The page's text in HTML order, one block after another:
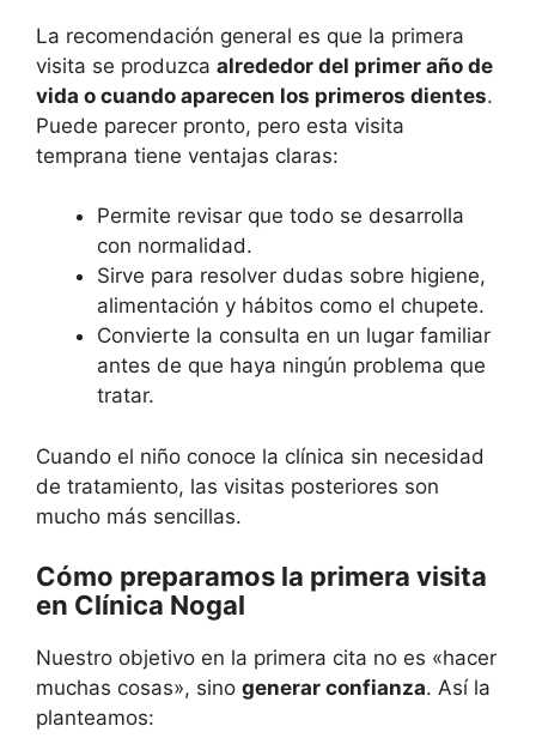
La recomendación general es que la primera
visita se produzca alrededor del primer año de
vida o cuando aparecen los primeros dientes.
Puede parecer pronto, pero esta visita
temprana tiene ventajas claras:
Permite revisar que todo se desarrolla
con normalidad.
Sirve para resolver dudas sobre higiene,
alimentación y hábitos como el chupete.
Convierte la consulta en un lugar familiar
antes de que haya ningún problema que
tratar.
Cuando el niño conoce la clínica sin necesidad
de tratamiento, las visitas posteriores son
mucho más sencillas.
Cómo preparamos la primera visita
en Clínica Nogal
Nuestro objetivo en la primera cita no es «hacer
muchas cosas», sino generar confianza. Así la
planteamos: